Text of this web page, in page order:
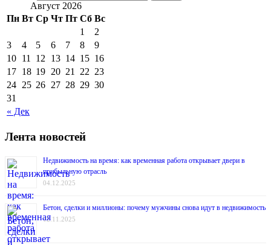
Август 2026
Пн Вт Ср Чт Пт Сб Вс
« Дек
1
2
3
4 5 6 7 8
9
10 11 12 13 14 15 16
17 18 19 20 21 22 23
24 25 26 27 28 29 30
31
Лента новостей
Недвижимость на время: как временная работа открывает двери в
прибыльную отрасль
04.12.2025
Бетон, сделки и миллионы: почему мужчины снова идут в недвижимость
12.11.2025